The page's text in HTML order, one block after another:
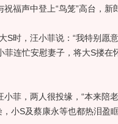
声中登上“鸟笼”高台，新
，汪小菲说：“我特别愿意
菲连忙安慰妻子，将大S搂在
，两人很投缘，“本来陪
小S及蔡康永等也都热泪盈眶